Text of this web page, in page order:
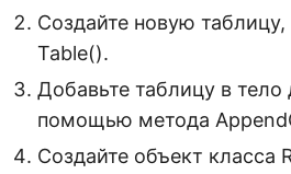
Создайте новую таблицу,
Table().
Добавьте таблицу в тело
помощью метода
Создайте объект класса